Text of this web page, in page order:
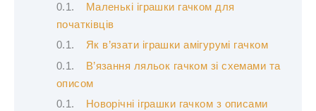
Маленькі іграшки гачком для
початківців
Як в’язати іграшки амігурумі гачком
В’язання ляльок гачком зі схемами та
описом
Новорічні іграшки гачком з описами